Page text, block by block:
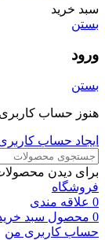
سبد خرید
بستن
ورود
بستن
هنوز حساب کاربری
ایجاد حساب
برای دیدن
فروشگاه
0 علاقه مندی
0 محصول سبد
حساب کاربری من